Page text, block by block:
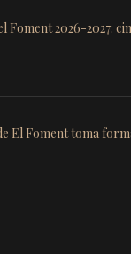
Foment 2026-2027:
El Foment toma